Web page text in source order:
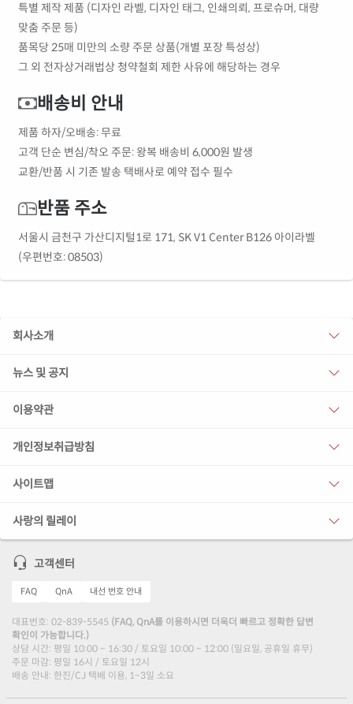
특별 제작 제품 (디자인 라벨, 디자인 태그, 인쇄의뢰, 프로슈머, 대량
맞춤 주문 등)
품목당 25매 미만의 소량 주문 상품(개별 포장 특성상)
그 외 전자상거래법상 청약철회 제한 사유에 해당하는 경우
배송비 안내
제품 하자/오배송: 무료
고객 단순 변심/착오 주문: 왕복 배송비 6,000원 발생
교환/반품 시 기존 발송 택배사로 예약 접수 필수
반품 주소
서울시 금천구 가산디지털1로 171, SK V1 Center B126 아이라벨
(우편번호: 08503)
회사소개
뉴스 및 공지
이용약관
개인정보취급방침
사이트맵
사랑의 릴레이
고객센터
FAQ QnA 내선 번호 안내
대표번호: 02-839-5545 (FAQ, QnA를 이용하시면 더욱더 빠르고 정확한 답변
확인이 가능합니다.)
상담 시간: 평일 10:00 ~ 16:30 / 토요일 10:00 ~ 12:00 (일요일, 공휴일 휴무)
주문 마감: 평일 16시 / 토요일 12시
배송 안내: 한진/CJ 택배 이용, 1~3일 소요